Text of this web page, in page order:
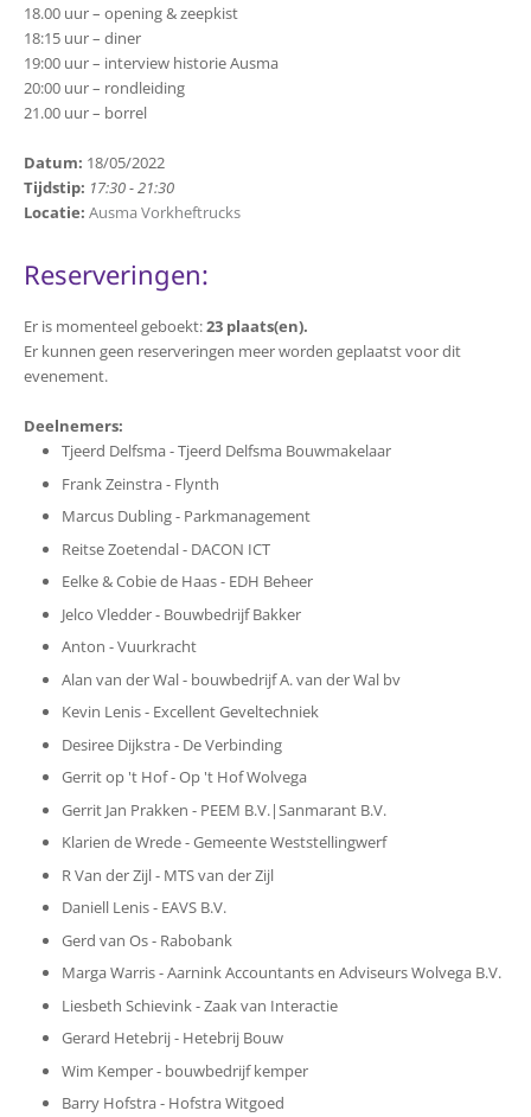
18.00 uur – opening & zeepkist
18:15 uur – diner
19:00 uur – interview historie Ausma
20:00 uur – rondleiding
21.00 uur – borrel
Datum: 18/05/2022
Tijdstip: 17:30 - 21:30
Locatie: Ausma Vorkheftrucks
Reserveringen:
Er is momenteel geboekt:23 plaats(en).
Er kunnen geen reserveringen meer worden geplaatst voor dit
evenement.
Deelnemers:
Tjeerd Delfsma - Tjeerd Delfsma Bouwmakelaar
Frank Zeinstra - Flynth
Marcus Dubling - Parkmanagement
Reitse Zoetendal - DACON ICT
Eelke & Cobie de Haas - EDH Beheer
Jelco Vledder - Bouwbedrijf Bakker
Anton - Vuurkracht
Alan van der Wal - bouwbedrijf A. van der Wal bv
Kevin Lenis - Excellent Geveltechniek
Desiree Dijkstra - De Verbinding
Gerrit op 't Hof - Op 't Hof Wolvega
Gerrit Jan Prakken - PEEM B.V.|Sanmarant B.V.
Klarien de Wrede - Gemeente Weststellingwerf
R Van der Zijl - MTS van der Zijl
Daniell Lenis - EAVS B.V.
Gerd van Os - Rabobank
Marga Warris - Aarnink Accountants en Adviseurs Wolvega B.V.
Liesbeth Schievink - Zaak van Interactie
Gerard Hetebrij - Hetebrij Bouw
Wim Kemper - bouwbedrijf kemper
Barry Hofstra - Hofstra Witgoed